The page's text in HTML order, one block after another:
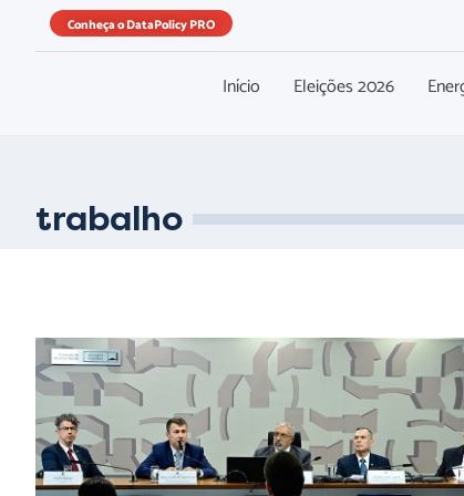
Conheça o DataPolicy PRO
Início Eleições 2026
trabalho
Audiência no Senado denuncia precarização do trabalho
com avanço da pejotização